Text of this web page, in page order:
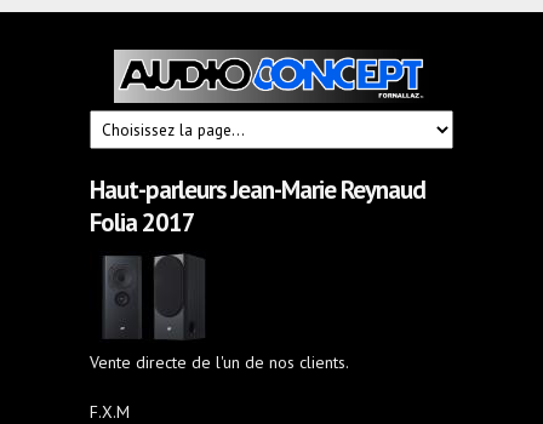
Audioconcept
Fornallaz
Haut-parleurs Jean-Marie Reynaud
Folia 2017
Vente directe de l'un de nos clients.
F.X.M